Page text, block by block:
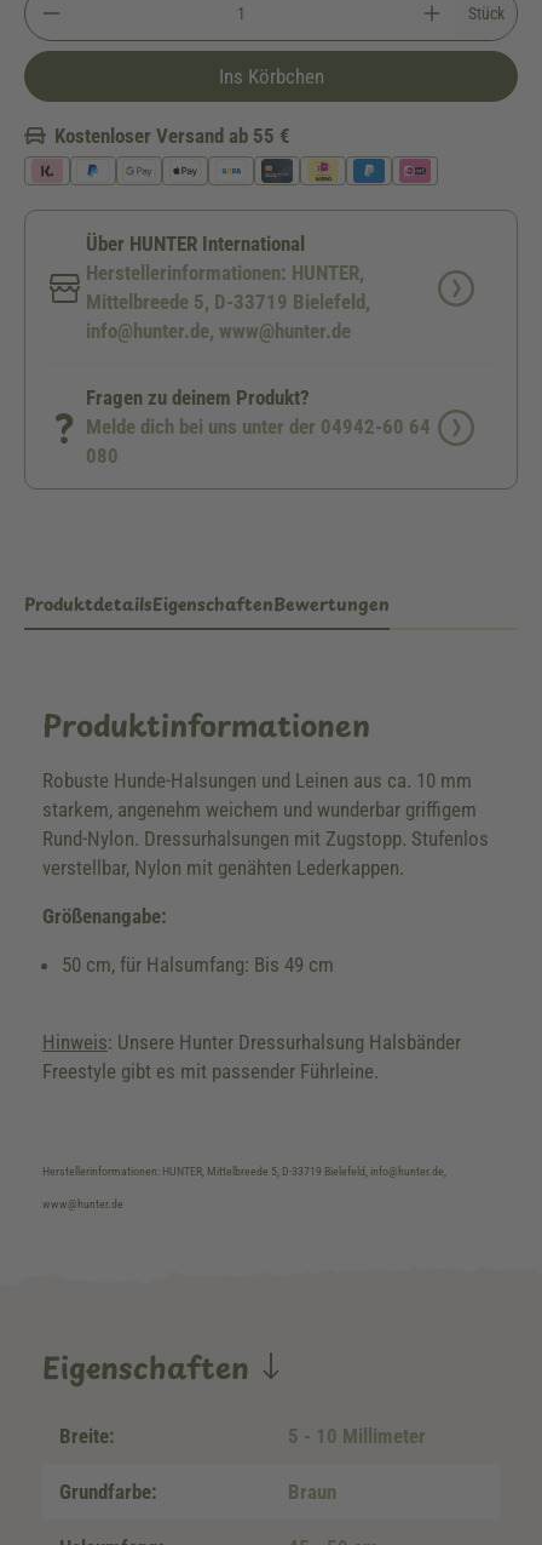
Stück
Ins Körbchen
Kostenloser Versand ab 55 €
Über HUNTER International
Herstellerinformationen: HUNTER,
Mittelbreede 5, D-33719 Bielefeld,
info@hunter.de, www@hunter.de
Fragen zu deinem Produkt?
Melde dich bei uns unter der 04942-60 64
080
ProduktdetailsEigenschaftenBewertungen
Produktinformationen
Robuste Hunde-Halsungen und Leinen aus ca. 10 mm
starkem, angenehm weichem und wunderbar griffigem
Rund-Nylon. Dressurhalsungen mit Zugstopp. Stufenlos
verstellbar, Nylon mit genähten Lederkappen.
Größenangabe:
50 cm, für Halsumfang: Bis 49 cm
Hinweis: Unsere Hunter Dressurhalsung Halsbänder
Freestyle gibt es mit passender Führleine.
Herstellerinformationen: HUNTER, Mittelbreede 5, D-33719 Bielefeld, info@hunter.de,
www@hunter.de
Eigenschaften
Breite: 5 - 10 Millimeter
Grundfarbe: Braun